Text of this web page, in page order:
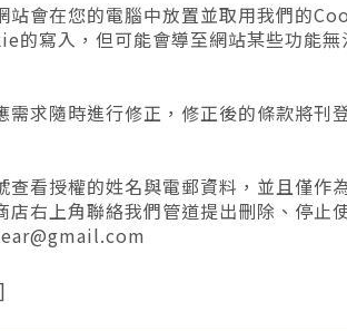
站會在您的電腦中放置並取用我們的
的寫入，但可能會導至網站某些功能無
求隨時進行修正，修正後的條款將刊
看授權的姓名與電郵資料，並且僅作
右上角聯絡我們管道提出刪除、停止